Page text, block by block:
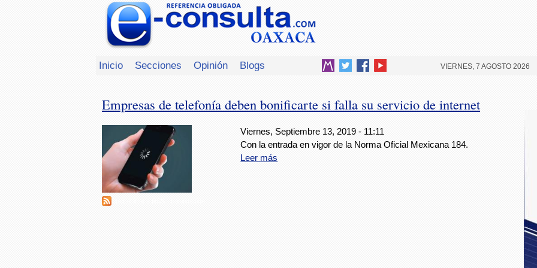
Inicio Secciones Opinión Blogs VIERNES, 7 AGOSTO 2026
Empresas de telefonía deben bonificarte si falla su servicio de internet
Viernes, Septiembre 13, 2019 - 11:11
Con la entrada en vigor de la Norma Oficial Mexicana 184.
Leer más